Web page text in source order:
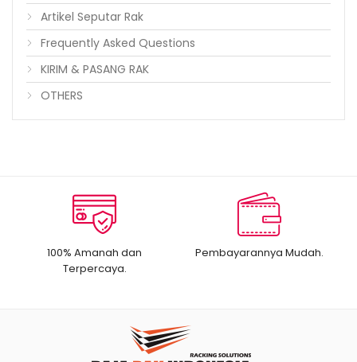
Artikel Seputar Rak
Frequently Asked Questions
KIRIM & PASANG RAK
OTHERS
100% Amanah dan
Terpercaya.
Pembayarannya Mudah.